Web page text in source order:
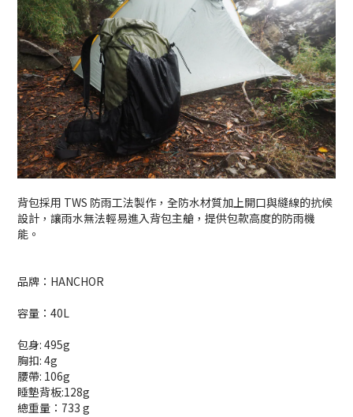
背包採用 TWS 防雨工法製作，全防水材質加上開口與縫線的抗候
設計，讓雨水無法輕易進入背包主艙，提供包款高度的防雨機
能。
品牌：HANCHOR
容量：40L
包身: 495g
胸扣: 4g
腰帶: 106g
睡墊背板:128g
總重量：733 g